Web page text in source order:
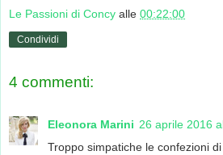
Le Passioni di Concy alle 00:22:00
Condividi
4 commenti:
Eleonora Marini 26 aprile 2016
Troppo simpatiche le confezioni